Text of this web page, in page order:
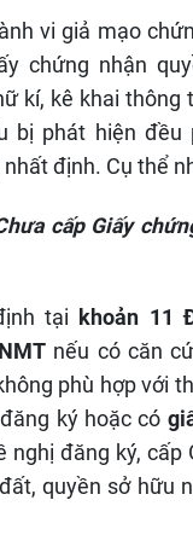
vi giả mạo
chứng nhận
kí, kê khai thông
bị phát hiện đều
định. Cụ thể
cấp Giấy
tại khoản 11
nếu có căn
phù hợp với
ký hoặc có
nghị đăng ký, cấp
quyền sở hữu